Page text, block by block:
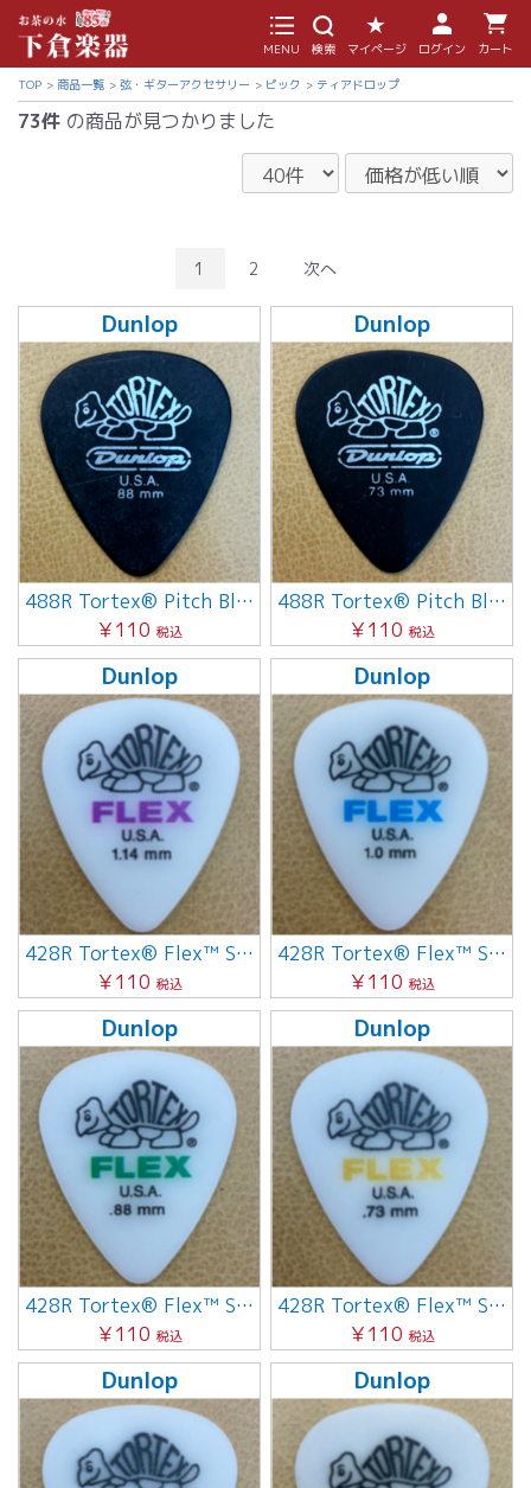
MENU 検索 マイページ ログイン カート
TOP 商品一覧 弦・ギターアクセサリー ピック ティアドロップ
73件 の商品が見つかりました
1 2 次へ
Dunlop
488R Tortex® Pitch Black Standard 0.88mm
￥110 税込
Dunlop
488R Tortex® Pitch Black Standard 0.73mm
￥110 税込
Dunlop
428R Tortex® Flex™ Standard 1.14mm
￥110 税込
Dunlop
428R Tortex® Flex™ Standard 1.0mm
￥110 税込
Dunlop
428R Tortex® Flex™ Standard 0.88mm
￥110 税込
Dunlop
428R Tortex® Flex™ Standard 0.73mm
￥110 税込
Dunlop Dunlop